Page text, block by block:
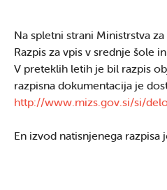
Na spletni strani Ministrstva
Razpis za vpis v srednje šole
V preteklih letih je bil razpis
razpisna dokumentacija je
http://www.mizs.gov.si/si/
En izvod natisnjenega